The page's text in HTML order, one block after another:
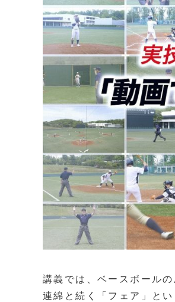
講義では、ベースボール
連綿と続く「フェア」と